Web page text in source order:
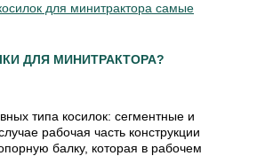
для минитрактора самые
ДЛЯ МИНИТРАКТОРА?
типа косилок: сегментные и
рабочая часть конструкции
балку, которая в рабочем